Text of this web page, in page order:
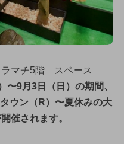
ラマチ5階 スペース
〜9月3日（日）の期間、
ウン（R）〜夏休みの大
催されます。